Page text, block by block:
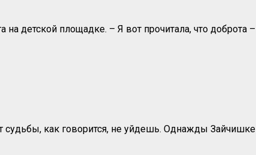
детской площадке. – Я вот прочитала, что
как говорится, не уйдешь. Однажды